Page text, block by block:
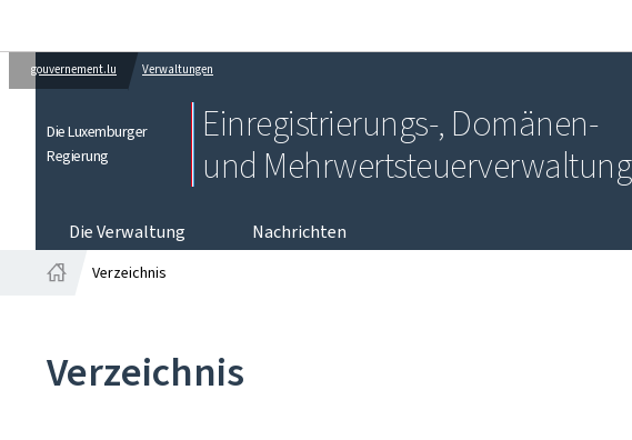
gouvernement.lu Verwaltungen
Die Luxemburger
Regierung
Einregistrierungs-, Domänen-
und Mehrwertsteuerverwaltung
Die Verwaltung
Nachrichten
Verzeichnis
Verzeichnis